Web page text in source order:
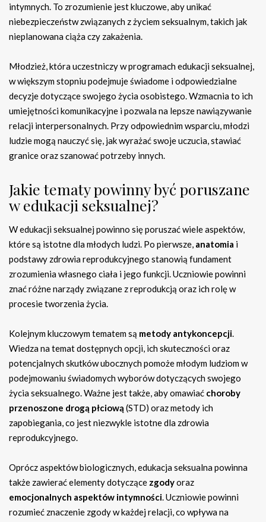
intymnych. To zrozumienie jest kluczowe, aby unikać
niebezpieczeństw związanych z życiem seksualnym, takich jak
nieplanowana ciąża czy zakażenia.
Młodzież, która uczestniczy w programach edukacji seksualnej,
w większym stopniu podejmuje świadome i odpowiedzialne
decyzje dotyczące swojego życia osobistego. Wzmacnia to ich
umiejętności komunikacyjne i pozwala na lepsze nawiązywanie
relacji interpersonalnych. Przy odpowiednim wsparciu, młodzi
ludzie mogą nauczyć się, jak wyrażać swoje uczucia, stawiać
granice oraz szanować potrzeby innych.
Jakie tematy powinny być poruszane
w edukacji seksualnej?
W edukacji seksualnej powinno się poruszać wiele aspektów,
które są istotne dla młodych ludzi. Po pierwsze, anatomia i
podstawy zdrowia reprodukcyjnego stanowią fundament
zrozumienia własnego ciała i jego funkcji. Uczniowie powinni
znać różne narządy związane z reprodukcją oraz ich rolę w
procesie tworzenia życia.
Kolejnym kluczowym tematem są metody antykoncepcji.
Wiedza na temat dostępnych opcji, ich skuteczności oraz
potencjalnych skutków ubocznych pomoże młodym ludziom w
podejmowaniu świadomych wyborów dotyczących swojego
życia seksualnego. Ważne jest także, aby omawiać choroby
przenoszone drogą płciową (STD) oraz metody ich
zapobiegania, co jest niezwykle istotne dla zdrowia
reprodukcyjnego.
Oprócz aspektów biologicznych, edukacja seksualna powinna
także zawierać elementy dotyczące zgodyoraz
emocjonalnych aspektów intymności. Uczniowie powinni
rozumieć znaczenie zgody w każdej relacji, co wpływa na